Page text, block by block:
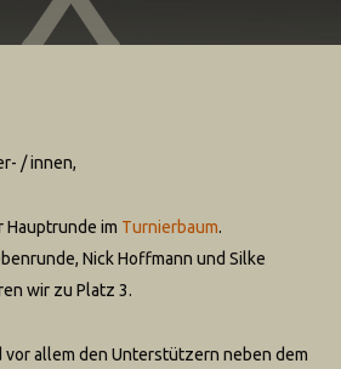
/ innen,
Hauptrunde im Turnierbaum.
Nick Hoffmann und Silke
wir zu Platz 3.
allem den Unterstützern neben dem